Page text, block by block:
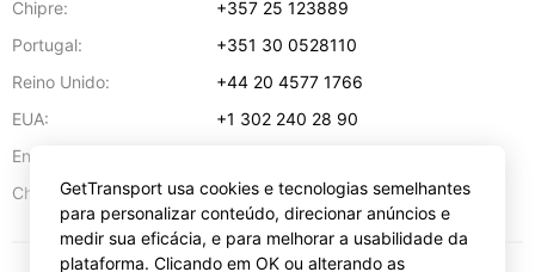
Chipre:
+357 25 123889
Portugal:
+351 30 0528110
Reino Unido:
+44 20 4577 1766
EUA:
+1 302 240 28 90
Endereço de e-mail:
Chipre:
57 Spyrou Kyprianou,Lárnaca 6051
GetTransport usa cookies e tecnologias semelhantes
para personalizar conteúdo, direcionar anúncios e
medir sua eficácia, e para melhorar a usabilidade da
plataforma. Clicando em OK ou alterando as